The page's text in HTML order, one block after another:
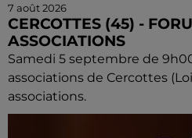
7 août 2026
CERCOTTES (45) -
ASSOCIATIONS
Samedi 5 septembre de
associations de Cercottes
associations.